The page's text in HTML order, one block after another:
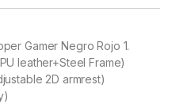
Gamer Negro Rojo 1.
leather+Steel Frame)
2D armrest)